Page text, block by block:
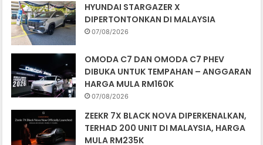
HYUNDAI STARGAZER X
DIPERTONTONKAN DI MALAYSIA
07/08/2026
OMODA C7 DAN OMODA C7 PHEV
DIBUKA UNTUK TEMPAHAN – ANGGARAN
HARGA MULA RM160K
07/08/2026
ZEEKR 7X BLACK NOVA DIPERKENALKAN,
TERHAD 200 UNIT DI MALAYSIA, HARGA
MULA RM235K